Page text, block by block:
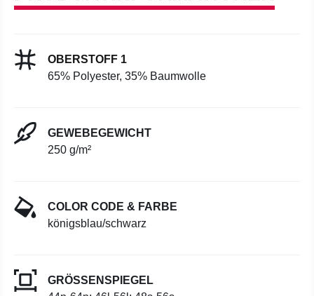
OBERSTOFF 1
65% Polyester, 35% Baumwolle
GEWEBEGEWICHT
250 g/m²
COLOR CODE & FARBE
königsblau/schwarz
GRÖSSENSPIEGEL